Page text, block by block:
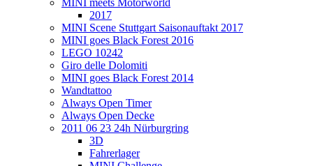
MINI meets Motorworld
2017
MINI Scene Stuttgart Saisonauftakt 2017
MINI goes Black Forest 2016
LEGO 10242
Giro delle Dolomiti
MINI goes Black Forest 2014
Wandtattoo
Always Open Timer
Always Open Decke
2011 06 23 24h Nürburgring
3D
Fahrerlager